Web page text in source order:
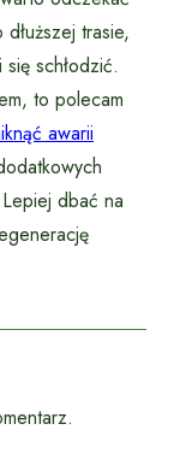
trasie,
schłodzić.
to polecam
awarii
dbać na